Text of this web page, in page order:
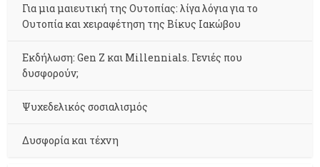
Για μια μαιευτική της Ουτοπίας: λίγα λόγια για το
Ουτοπία και χειραφέτηση της Βίκυς Ιακώβου
Εκδήλωση: Gen Z και Millennials. Γενιές που
δυσφορούν;
Ψυχεδελικός σοσιαλισμός
Δυσφορία και τέχνη